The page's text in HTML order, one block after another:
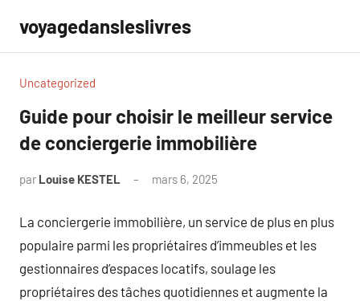
contenu
voyagedansleslivres
Uncategorized
Guide pour choisir le meilleur service
de conciergerie immobilière
par Louise KESTEL mars 6, 2025
La conciergerie immobilière, un service de plus en plus
populaire parmi les propriétaires d’immeubles et les
gestionnaires d’espaces locatifs, soulage les
propriétaires des tâches quotidiennes et augmente la